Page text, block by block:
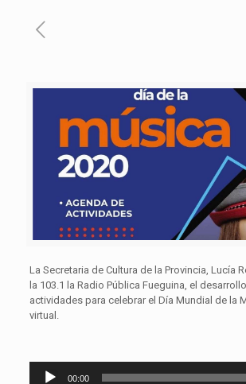
La Secretaria de Cultura de la Provincia, Lucía
la 103.1 la Radio Pública Fueguina, el
actividades para celebrar el Día Mundial de la
virtual.
Reproductor
00:00